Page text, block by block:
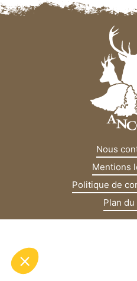
Nous
Mentions
Politique de
Plan